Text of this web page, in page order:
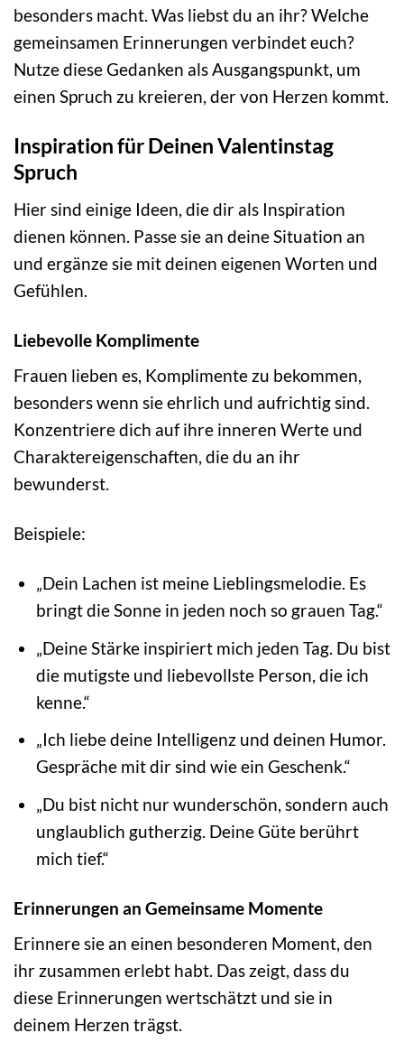
besonders macht. Was liebst du an ihr? Welche
gemeinsamen Erinnerungen verbindet euch?
Nutze diese Gedanken als Ausgangspunkt, um
einen Spruch zu kreieren, der von Herzen kommt.
Inspiration für Deinen Valentinstag
Spruch
Hier sind einige Ideen, die dir als Inspiration
dienen können. Passe sie an deine Situation an
und ergänze sie mit deinen eigenen Worten und
Gefühlen.
Liebevolle Komplimente
Frauen lieben es, Komplimente zu bekommen,
besonders wenn sie ehrlich und aufrichtig sind.
Konzentriere dich auf ihre inneren Werte und
Charaktereigenschaften, die du an ihr
bewunderst.
Beispiele:
„Dein Lachen ist meine Lieblingsmelodie. Es
bringt die Sonne in jeden noch so grauen Tag.“
„Deine Stärke inspiriert mich jeden Tag. Du bist
die mutigste und liebevollste Person, die ich
kenne.“
„Ich liebe deine Intelligenz und deinen Humor.
Gespräche mit dir sind wie ein Geschenk.“
„Du bist nicht nur wunderschön, sondern auch
unglaublich gutherzig. Deine Güte berührt
mich tief.“
Erinnerungen an Gemeinsame Momente
Erinnere sie an einen besonderen Moment, den
ihr zusammen erlebt habt. Das zeigt, dass du
diese Erinnerungen wertschätzt und sie in
deinem Herzen trägst.